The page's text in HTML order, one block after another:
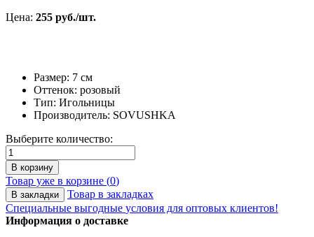
Цена: 255 руб./шт.
Размер: 7 см
Оттенок: розовый
Тип: Игольницы
Производитель: SOVUSHKA
Выберите количество:
В корзину
Товар уже в корзине (0)
В закладки
Товар в закладках
Специальные выгодные условия для оптовых клиентов!
Информация о доставке